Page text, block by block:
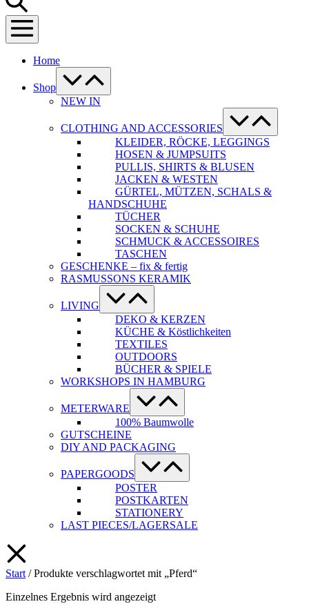
Menü-
Schalter
Home
Shop
Menü-
Schalter
NEW IN
CLOTHING AND ACCESSORIES
Menü-
Schalter
KLEIDER, RÖCKE, LEGGINGS
HOSEN & JUMPSUITS
PULLIS, SHIRTS & BLUSEN
JACKEN & WESTEN
GÜRTEL, MÜTZEN, SCHALS &
HANDSCHUHE
TÜCHER
SOCKEN & SCHUHE
SCHMUCK & ACCESSOIRES
TASCHEN
GESCHENKE – fix & fertig
RASMUSSONS KERAMIK
LIVING
Menü-
Schalter
DEKO & KERZEN
KÜCHE & Köstlichkeiten
TEXTILES
OUTDOORS
BÜCHER & SPIELE
WORKSHOPS IN HAMBURG
METERWARE
Menü-
Schalter
100% Baumwolle
GUTSCHEINE
DIY AND PACKAGING
PAPERGOODS
Menü-
Schalter
POSTER
POSTKARTEN
STATIONERY
LAST PIECES/LAGERSALE
Start / Produkte verschlagwortet mit „Pferd“
Einzelnes Ergebnis wird angezeigt